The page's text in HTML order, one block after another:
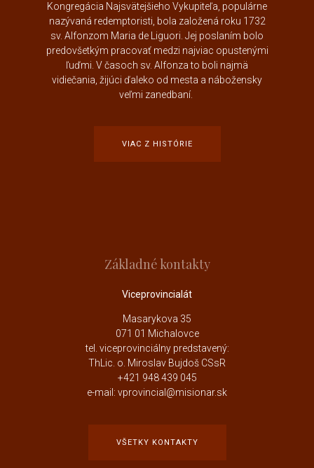
Kongregácia Najsvätejšieho Vykupiteľa, populárne
nazývaná redemptoristi, bola založená roku 1732
sv. Alfonzom Maria de Liguori . Jej poslaním bolo
predovšetkým pracovať medzi najviac opustenými
ľuďmi. V časoch sv. Alfonza to boli najmä
vidiečania, žijúci ďaleko od mesta a nábožensky
veľmi zanedbaní.
VIAC Z HISTÓRIE
Základné kontakty
Viceprovincialát
Masarykova 35
071 01 Michalovce
tel. viceprovinciálny predstavený:
ThLic. o. Miroslav Bujdoš CSsR
+421 948 439 045
e-mail: vprovincial@misionar.sk
VŠETKY KONTAKTY